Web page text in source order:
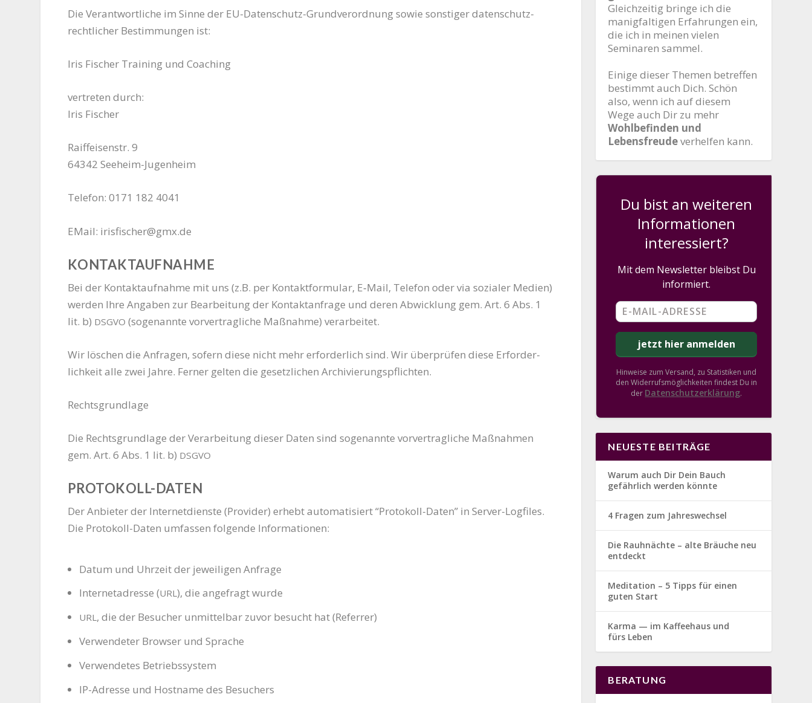
Die Ver­ant­wort­li­che im Sin­ne der EU-Daten­schutz-Grund­ver­ord­nung sowie sons­ti­ger daten­schutz­
recht­li­cher Bestim­mun­gen ist:
Iris Fischer Trai­ning und Coaching
ver­tre­ten durch:
Iris Fischer
Raiff­ei­sen­str. 9
64342 Seeheim-Jugenheim
Tele­fon: 0171 182 4041
EMail: irisfischer@gmx.de
KONTAKTAUFNAHME
Bei der Kon­takt­auf­nah­me mit uns (z.B. per Kon­takt­for­mu­lar, E‑Mail, Tele­fon oder via sozia­ler Medi­en)
wer­den Ihre Anga­ben zur Bear­bei­tung der Kon­takt­an­fra­ge und deren Abwick­lung gem. Art. 6 Abs. 1
lit. b) DSGVO (soge­nann­te vor­ver­trag­li­che Maß­nah­me) verarbeitet.
Wir löschen die Anfra­gen, sofern die­se nicht mehr erfor­der­lich sind. Wir über­prü­fen die­se Erfor­der­
lich­keit alle zwei Jah­re. Fer­ner gel­ten die gesetz­li­chen Archivierungspflichten.
Rechts­grund­la­ge
Die Rechts­grund­la­ge der Ver­ar­bei­tung die­ser Daten sind soge­nann­te vor­ver­trag­li­che Maß­nah­men
gem. Art. 6 Abs. 1 lit. b) DSGVO
PROTOKOLL-DATEN
Der Anbie­ter der Inter­net­diens­te (Pro­vi­der) erhebt auto­ma­ti­siert “Pro­to­koll-Daten” in Ser­ver-Log­files.
Die Pro­to­koll-Daten umfas­sen fol­gen­de Informationen:
Datum und Uhr­zeit der jewei­li­gen Anfrage
Inter­net­adres­se (URL), die ange­fragt wurde
URL, die der Besu­cher unmit­tel­bar zuvor besucht hat (Refer­rer)
Ver­wen­de­ter Brow­ser und Sprache
Ver­wen­de­tes Betriebssystem
IP-Adres­se und Host­na­me des Besuchers
Gleichzeitig bringe ich die
manigfaltigen Erfahrungen ein,
die ich in meinen vielen
Seminaren sammel.
Einige dieser Themen betreffen
bestimmt auch Dich. Schön
also, wenn ich auf diesem
Wege auch Dir zu mehr
Wohlbefinden und
Lebensfreudeverhelfen kann.
Du bist an weiteren
Informationen
interessiert?
Mit dem Newsletter bleibst Du
informiert.
Hinweise zum Versand, zu Statistiken und
den Widerrufsmöglichkeiten findest Du in
der Datenschutzerklärung.
NEUESTE BEITRÄGE
Warum auch Dir Dein Bauch
gefährlich werden könnte
4 Fragen zum Jahreswechsel
Die Rauhnächte – alte Bräuche neu
entdeckt
Meditation – 5 Tipps für einen
guten Start
Karma — im Kaffeehaus und
fürs Leben
BERATUNG